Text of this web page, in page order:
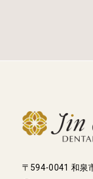
〒594-0041 和泉